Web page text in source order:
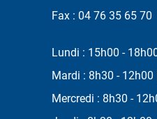
Fax : 04 76 35 65 70
Lundi : 15h00 -
Mardi : 8h30 - 12h00
Mercredi : 8h30 -